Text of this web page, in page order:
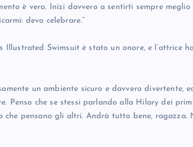
è vero. Inizi davvero a sentirti sempre
devo celebrare.”
Swimsuit è stato un onore, e l’attrice
un ambiente sicuro e davvero divertente,
Penso che se stessi parlando alla Hilary dei
che pensano gli altri. Andrà tutto bene, ragazza.